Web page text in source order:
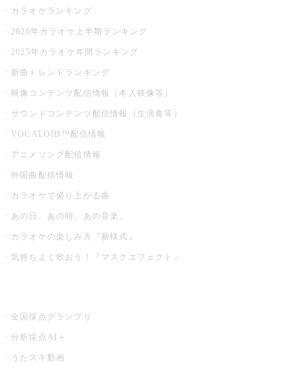
カラオケランキング
2026年カラオケ上半期ランキング
2025年カラオケ年間ランキング
新曲トレンドランキング
映像コンテンツ配信情報（本人映像等）
サウンドコンテンツ配信情報（生演奏等）
VOCALOID™配信情報
アニメソング配信情報
外国曲配信情報
カラオケで盛り上がる曲
あの日、あの時、あの音楽。
カラオケの楽しみ方『新様式』
気持ちよく歌おう！『マスクエフェクト』
全国採点グランプリ
分析採点AI＋
うたスキ動画